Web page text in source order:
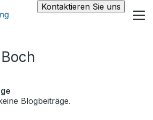
Kontaktieren Sie uns
Blogbeiträge.